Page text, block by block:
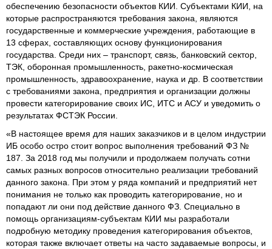
обеспечению безопасности объектов КИИ. Cубъектами КИИ, на
которые распространяются требования закона, являются
государственные и коммерческие учреждения, работающие в
13 сферах, составляющих основу функционирования
государства. Среди них – транспорт, связь, банковский сектор,
ТЭК, оборонная промышленность, ракетно-космическая
промышленность, здравоохранение, наука и др. В соответствии
с требованиями закона, предприятия и организации должны
провести категорирование своих ИС, ИТС и АСУ и уведомить о
результатах ФСТЭК России.
«В настоящее время для наших заказчиков и в целом индустрии
ИБ особо остро стоит вопрос выполнения требований ФЗ №
187. За 2018 год мы получили и продолжаем получать сотни
самых разных вопросов относительно реализации требований
данного закона. При этом у ряда компаний и предприятий нет
понимания не только как проводить категорирование, но и
попадают ли они под действие данного ФЗ. Специально в
помощь организациям-субъектам КИИ мы разработали
подробную методику проведения категорирования объектов,
которая также включает ответы на часто задаваемые вопросы, и